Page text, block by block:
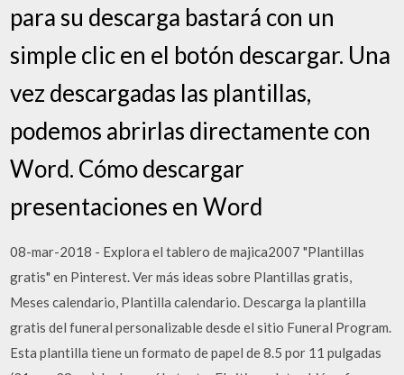
para su descarga bastará con un
simple clic en el botón descargar. Una
vez descargadas las plantillas,
podemos abrirlas directamente con
Word. Cómo descargar
presentaciones en Word
08-mar-2018 - Explora el tablero de majica2007 "Plantillas
gratis" en Pinterest. Ver más ideas sobre Plantillas gratis,
Meses calendario, Plantilla calendario. Descarga la plantilla
gratis del funeral personalizable desde el sitio Funeral Program.
Esta plantilla tiene un formato de papel de 8.5 por 11 pulgadas